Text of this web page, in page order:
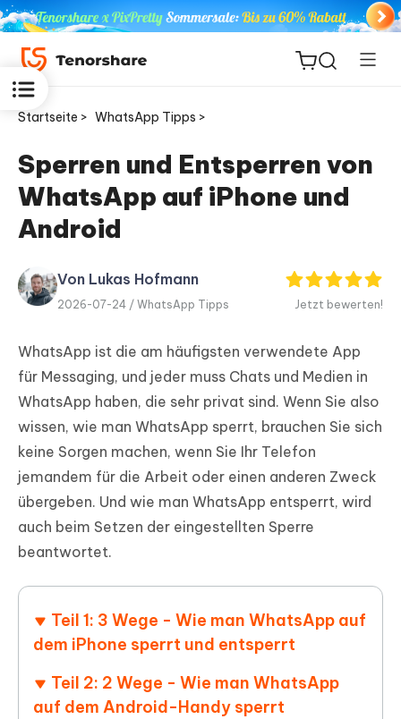
ReiBoot
for iOS
PDF
Editor
Neu
iAnyGo
Startseite > WhatsApp Tipps >
Sperren und Entsperren von
WhatsApp auf iPhone und
Android
Von Lukas Hofmann
2026-07-24 / WhatsApp Tipps Jetzt bewerten!
WhatsApp ist die am häufigsten verwendete App
für Messaging, und jeder muss Chats und Medien in
WhatsApp haben, die sehr privat sind. Wenn Sie also
wissen, wie man WhatsApp sperrt, brauchen Sie sich
keine Sorgen machen, wenn Sie Ihr Telefon
jemandem für die Arbeit oder einen anderen Zweck
übergeben. Und wie man WhatsApp entsperrt, wird
auch beim Setzen der eingestellten Sperre
beantwortet.
Teil 1: 3 Wege - Wie man WhatsApp auf
dem iPhone sperrt und entsperrt
Teil 2: 2 Wege - Wie man WhatsApp
auf dem Android-Handy sperrt